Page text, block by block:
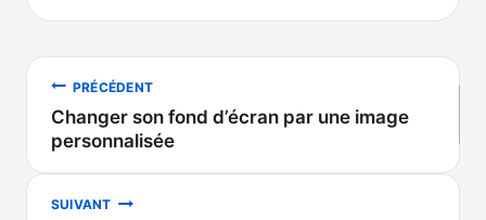
Navigation
de
l’article
PRÉCÉDENT
Changer son fond d’écran par une image
personnalisée
SUIVANT